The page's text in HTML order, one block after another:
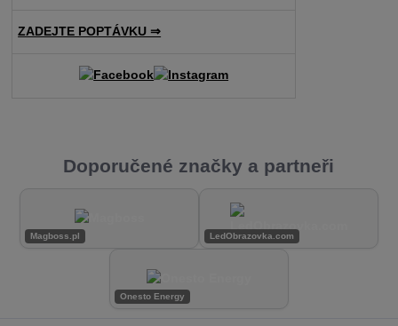
ZADEJTE POPTÁVKU ⇒
Doporučené značky a partneři
Magboss.pl LedObrazovka.com
Onesto Energy